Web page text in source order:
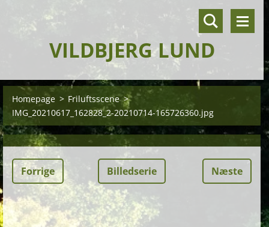
VILDBJERG LUND
Homepage > Friluftsscene >
IMG_20210617_162828_2-20210714-165726360.jpg
Forrige Billedserie Næste